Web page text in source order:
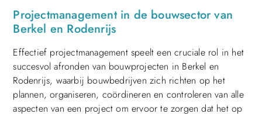
Projectmanagement in de bouwsector van
Berkel en Rodenrijs
Effectief projectmanagement speelt een cruciale rol in het
succesvol afronden van bouwprojecten in Berkel en
Rodenrijs, waarbij bouwbedrijven zich richten op het
plannen, organiseren, coördineren en controleren van alle
aspecten van een project om ervoor te zorgen dat het op